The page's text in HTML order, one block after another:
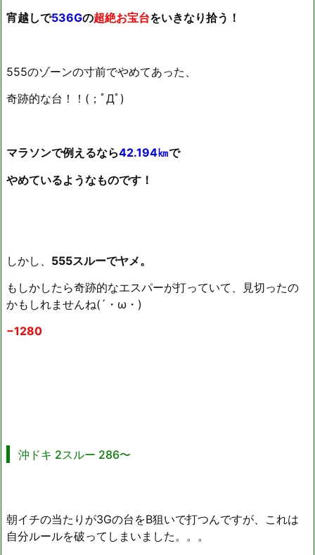
宵越しで536Gの超絶お宝台をいきなり拾う！
555のゾーンの寸前でやめてあった、
奇跡的な台！！(；ﾟДﾟ)
マラソンで例えるなら42.194㎞で
やめているようなものです！
しかし、 555スルーでヤメ。
もしかしたら奇跡的なエスパーが打っていて、見切ったの
かもしれませんね(´・ω・)
−1280
沖ドキ 2スルー 286〜
朝イチの当たりが3Gの台をB狙いで打つんですが、これは
自分ルールを破ってしまいました。。。